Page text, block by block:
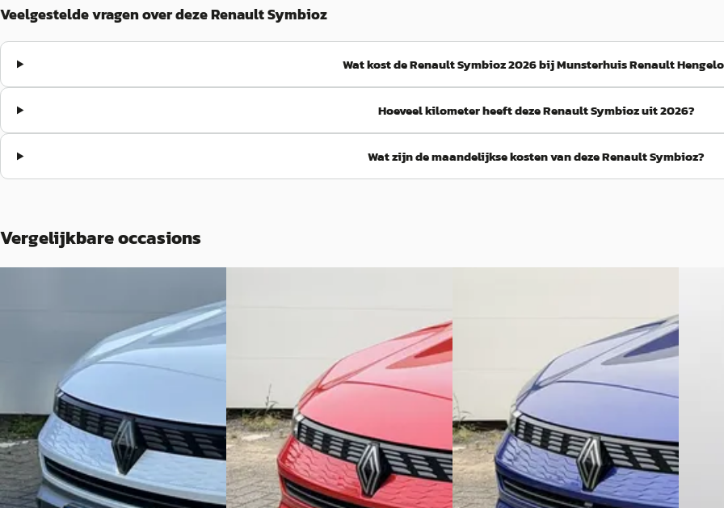
Veelgestelde vragen over deze Renault Symbioz
Wat kost de Renault Symbioz 2026 bij Munsterhuis Renault
Hoeveel kilometer heeft deze Renault Symbioz uit 2026?
Wat zijn de maandelijkse kosten van deze Renault Symbioz?
Vergelijkbare occasions
1.8 E-Tech full hybrid 160 esprit Alpine
v.a. € 803/mnd
Marktconform
2026 · 4250 km · Hybride · Automaat
Bochane Veenendaal· Apeldoorn
4,6(1128)
Marktconform
2025 · 2563 km · Hybride · Automaat
Bochane Veenendaal· Apeldoorn
4,6(1128)
v.a. € 843/mnd
Marktconform
2026 · 15 km · Hybride · Automaat
Bochane Veenendaal· Apeldoorn
4,6(1128)